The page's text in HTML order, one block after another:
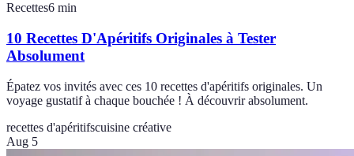
Recettes6 min
10 Recettes D'Apéritifs Originales à Tester
Absolument
Épatez vos invités avec ces 10 recettes d'apéritifs originales. Un
voyage gustatif à chaque bouchée ! À découvrir absolument.
recettes d'apéritifscuisine créative
Aug 5